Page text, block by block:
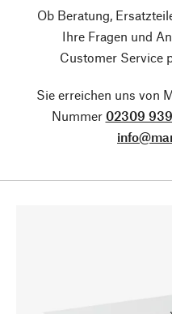
Ob Beratung,
Ihre Fragen und
Customer Service
Sie erreichen uns von
Nummer 02309